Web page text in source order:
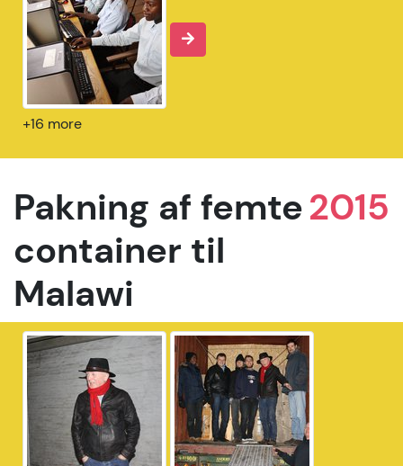
+16 more
2015
Pakning af femte
container til
Malawi